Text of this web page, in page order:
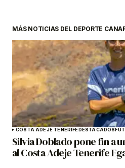
MÁS NOTICIAS DEL DEPORTE
COSTA ADEJE TENERIFEDESTACADOS
Silvia Doblado pone fin a
al Costa Adeje Tenerife